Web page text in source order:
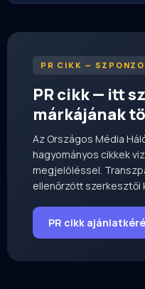
PR CIKK —
PR cikk — itt
márkájának
Az Országos Média
hagyományos cikkek
megjelöléssel.
ellenőrzött szerkesztői
PR cikk